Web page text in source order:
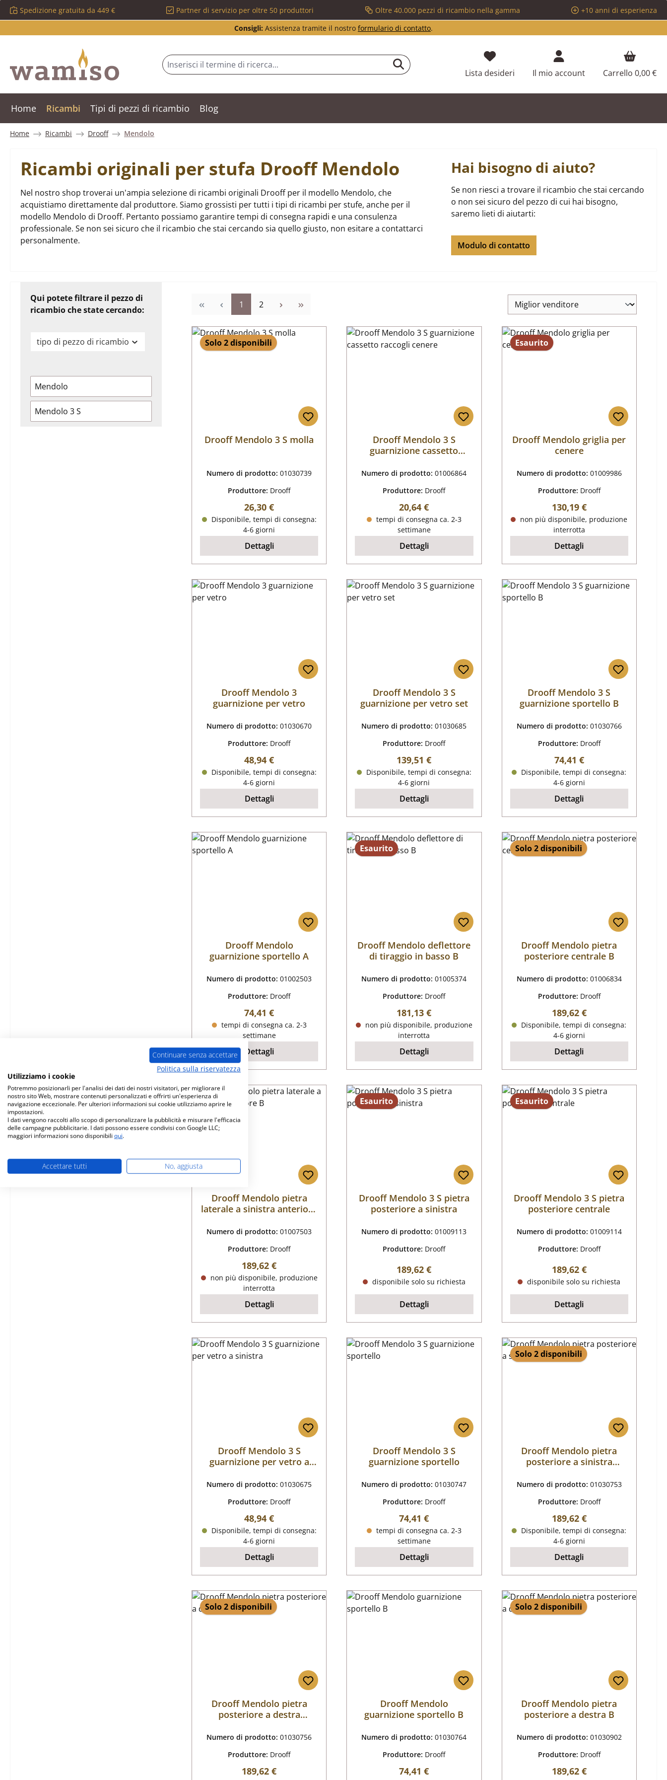
al contenuto principale
Salta alla ricerca
Passa alla navigazione principale
Spedizione gratuita da 449 € Partner di servizio per oltre 50 produttori Oltre 40.000 pezzi di ricambio nella gamma
+10 anni di esperienza
Consigli: Assistenza tramite il nostro formulario di contatto.
Lista desideri Hai 0 articoli nella lista dei desideri
Il mio account Carrello 0,00 €
Home Ricambi Tipi di pezzi di ricambio Blog
Home Ricambi Drooff Mendolo
Ricambi originali per stufa Drooff Mendolo
Nel nostro shop troverai un'ampia selezione di ricambi originali Drooff per il modello Mendolo, che
acquistiamo direttamente dal produttore. Siamo grossisti per tutti i tipi di ricambi per stufe, anche per il
modello Mendolo di Drooff. Pertanto possiamo garantire tempi di consegna rapidi e una consulenza
professionale. Se non sei sicuro che il ricambio che stai cercando sia quello giusto, non esitare a contattarci
personalmente.
Hai bisogno di aiuto?
Se non riesci a trovare il ricambio che stai cercando
o non sei sicuro del pezzo di cui hai bisogno,
saremo lieti di aiutarti:
Modulo di contatto
Qui potete filtrare il pezzo di
ricambio che state cercando:
tipo di pezzo di ricambio
Mendolo
Mendolo 3 S
Pagina
1 Pagina
2
Solo 2 disponibili
Drooff Mendolo 3 S molla
Numero di prodotto:01030739
Produttore: Drooff
Prezzo normale:
26,30 €
Disponibile, tempi di consegna:
4-6 giorni
Dettagli
Drooff Mendolo 3 S
guarnizione cassetto
Numero di prodotto:01006864
Produttore: Drooff
Prezzo normale:
20,64 €
tempi di consegna ca. 2-3
settimane
Dettagli
Esaurito
Drooff Mendolo griglia per
cenere
Numero di prodotto: 01009986
Produttore: Drooff
Prezzo normale:
130,19 €
non più disponibile, produzione
interrotta
Dettagli
Drooff Mendolo 3
guarnizione per vetro
Numero di prodotto:01030670
Produttore: Drooff
Prezzo normale:
48,94 €
Disponibile, tempi di consegna:
4-6 giorni
Dettagli
Drooff Mendolo 3 S
guarnizione per vetro set
Numero di prodotto:01030685
Produttore: Drooff
Prezzo normale:
139,51 €
Disponibile, tempi di consegna:
4-6 giorni
Dettagli
Drooff Mendolo 3 S
guarnizione sportello B
Numero di prodotto: 01030766
Produttore: Drooff
Prezzo normale:
74,41 €
Disponibile, tempi di consegna:
4-6 giorni
Dettagli
Drooff Mendolo
guarnizione sportello A
Numero di prodotto:01002503
Produttore: Drooff
Prezzo normale:
74,41 €
tempi di consegna ca. 2-3
settimane
Dettagli
Esaurito
Drooff Mendolo deflettore
di tiraggio in basso B
Numero di prodotto:01005374
Produttore: Drooff
Prezzo normale:
181,13 €
non più disponibile, produzione
interrotta
Dettagli
Solo 2 disponibili
Drooff Mendolo pietra
posteriore centrale B
Numero di prodotto: 01006834
Produttore: Drooff
Prezzo normale:
189,62 €
Disponibile, tempi di consegna:
4-6 giorni
Dettagli
Esaurito
Drooff Mendolo pietra
laterale a sinistra anteriore
Numero di prodotto:01007503
Produttore: Drooff
Prezzo normale:
189,62 €
non più disponibile, produzione
interrotta
Dettagli
Esaurito
Drooff Mendolo 3 S pietra
posteriore a sinistra
Numero di prodotto:01009113
Produttore: Drooff
Prezzo normale:
189,62 €
disponibile solo su richiesta
Dettagli
Esaurito
Drooff Mendolo 3 S pietra
posteriore centrale
Numero di prodotto: 01009114
Produttore: Drooff
Prezzo normale:
189,62 €
disponibile solo su richiesta
Dettagli
Drooff Mendolo 3 S
guarnizione per vetro a
Numero di prodotto:01030675
Produttore: Drooff
Prezzo normale:
48,94 €
Disponibile, tempi di consegna:
4-6 giorni
Dettagli
Drooff Mendolo 3 S
guarnizione sportello
Numero di prodotto:01030747
Produttore: Drooff
Prezzo normale:
74,41 €
tempi di consegna ca. 2-3
settimane
Dettagli
Solo 2 disponibili
Drooff Mendolo pietra
posteriore a sinistra
Numero di prodotto: 01030753
Produttore: Drooff
Prezzo normale:
189,62 €
Disponibile, tempi di consegna:
4-6 giorni
Dettagli
Solo 2 disponibili
Drooff Mendolo pietra
posteriore a destra
Numero di prodotto:01030756
Produttore: Drooff
Prezzo normale:
189,62 €
Drooff Mendolo
guarnizione sportello B
Numero di prodotto:01030764
Produttore: Drooff
Prezzo normale:
74,41 €
Solo 2 disponibili
Drooff Mendolo pietra
posteriore a destra B
Numero di prodotto: 01030902
Produttore: Drooff
Prezzo normale:
189,62 €
Continuare senza accettare
Politica sulla riservatezza
Utilizziamo i cookie
Potremmo posizionarli per l'analisi dei dati dei nostri visitatori, per migliorare il
nostro sito Web, mostrare contenuti personalizzati e offrirti un'esperienza di
navigazione eccezionale. Per ulteriori informazioni sui cookie utilizziamo aprire le
impostazioni.
I dati vengono raccolti allo scopo di personalizzare la pubblicità e misurare l'efficacia
delle campagne pubblicitarie. I dati possono essere condivisi con Google LLC;
maggiori informazioni sono disponibili qui.
Accettare tutti No, aggiusta